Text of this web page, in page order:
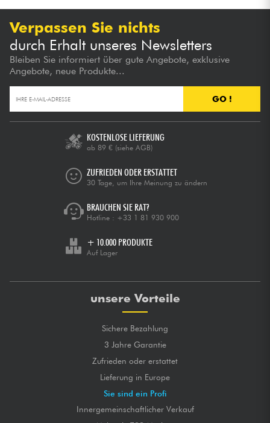
HiFi
Bundle
Verpassen Sie nichts
durch Erhalt unseres Newsletters
Bleiben Sie informiert über gute Angebote, exklusive
Angebote, neue Produkte...
GO !
KOSTENLOSE LIEFERUNG
ab 89 € (siehe AGB)
ZUFRIEDEN ODER ERSTATTET
30 Tage, um Ihre Meinung zu ändern
BRAUCHEN SIE RAT?
Hotline : +33 1 81 930 900
+ 10.000 PRODUKTE
Auf Lager
unsere Vorteile
Sichere Bezahlung
3 Jahre Garantie
Zufrieden oder erstattet
Lieferung in Europe
Sie sind ein Profi
Innergemeinschaftlicher Verkauf